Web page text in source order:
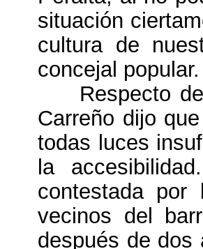
situación
cultura de
concejal popular.
Respecto
Carreño dijo
todas luces
la
contestada
vecinos del
después de dos